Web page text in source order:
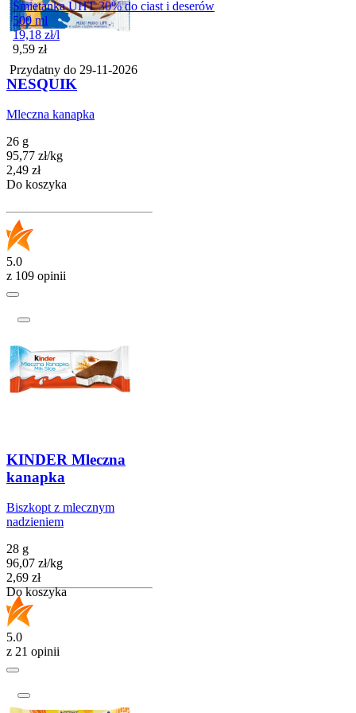
Śmietanka UHT 30% do ciast i deserów
500 ml
19,18 zł/l
Cena
9,59 zł
Przydatny do 29-11-2026
NESQUIK
Mleczna kanapka
26 g
95,77 zł/kg
Cena
2,49 zł
Do koszyka
5.0
z 109 opinii
KINDER Mleczna
kanapka
Biszkopt z mlecznym
nadzieniem
28 g
96,07 zł/kg
Cena
2,69 zł
Do koszyka
5.0
z 21 opinii